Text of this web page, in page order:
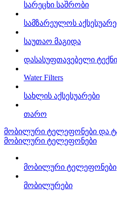
სარეცხი საშრობი
სამზარეულოს
საუთაო მაგიდა
დასასუფთავებელი
Water Filters
სახლის აქსესუარები
თარო
მობილური ტელეფონები და
მობილური ტელეფონები
მობილური ტელეფონები
მობილურები